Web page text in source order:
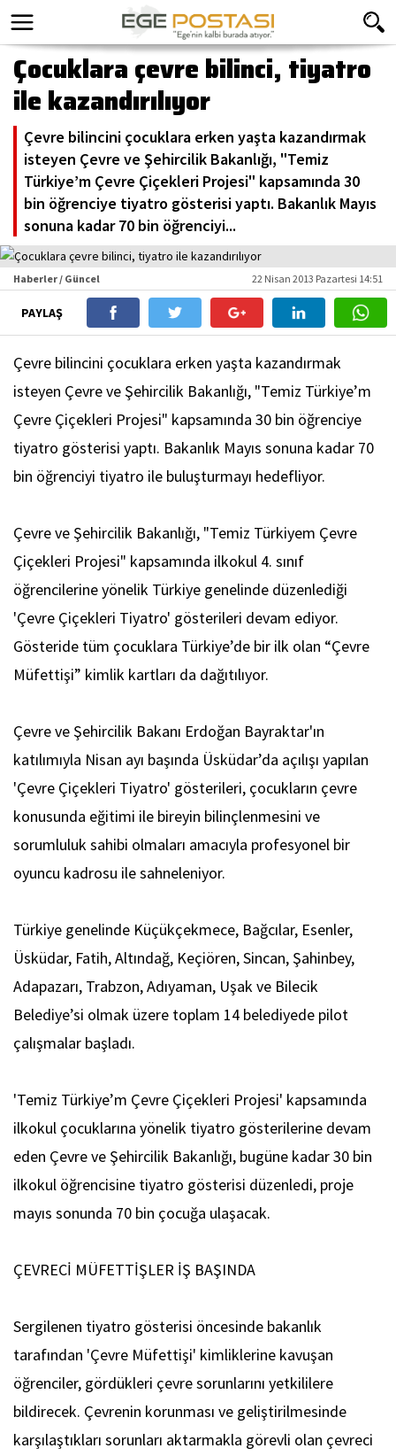
Çocuklara çevre bilinci, tiyatro
ile kazandırılıyor
Çevre bilincini çocuklara erken yaşta kazandırmak
isteyen Çevre ve Şehircilik Bakanlığı, "Temiz
Türkiye’m Çevre Çiçekleri Projesi" kapsamında 30
bin öğrenciye tiyatro gösterisi yaptı. Bakanlık Mayıs
sonuna kadar 70 bin öğrenciyi...
Haberler / Güncel 22 Nisan 2013 Pazartesi 14:51
PAYLAŞ
Çevre bilincini çocuklara erken yaşta kazandırmak
isteyen Çevre ve Şehircilik Bakanlığı, "Temiz Türkiye’m
Çevre Çiçekleri Projesi" kapsamında 30 bin öğrenciye
tiyatro gösterisi yaptı. Bakanlık Mayıs sonuna kadar 70
bin öğrenciyi tiyatro ile buluşturmayı hedefliyor.
Çevre ve Şehircilik Bakanlığı, "Temiz Türkiyem Çevre
Çiçekleri Projesi" kapsamında ilkokul 4. sınıf
öğrencilerine yönelik Türkiye genelinde düzenlediği
'Çevre Çiçekleri Tiyatro' gösterileri devam ediyor.
Gösteride tüm çocuklara Türkiye’de bir ilk olan “Çevre
Müfettişi” kimlik kartları da dağıtılıyor.
Çevre ve Şehircilik Bakanı Erdoğan Bayraktar'ın
katılımıyla Nisan ayı başında Üsküdar’da açılışı yapılan
'Çevre Çiçekleri Tiyatro' gösterileri, çocukların çevre
konusunda eğitimi ile bireyin bilinçlenmesini ve
sorumluluk sahibi olmaları amacıyla profesyonel bir
oyuncu kadrosu ile sahneleniyor.
Türkiye genelinde Küçükçekmece, Bağcılar, Esenler,
Üsküdar, Fatih, Altındağ, Keçiören, Sincan, Şahinbey,
Adapazarı, Trabzon, Adıyaman, Uşak ve Bilecik
Belediye’si olmak üzere toplam 14 belediyede pilot
çalışmalar başladı.
'Temiz Türkiye’m Çevre Çiçekleri Projesi' kapsamında
ilkokul çocuklarına yönelik tiyatro gösterilerine devam
eden Çevre ve Şehircilik Bakanlığı, bugüne kadar 30 bin
ilkokul öğrencisine tiyatro gösterisi düzenledi, proje
mayıs sonunda 70 bin çocuğa ulaşacak.
ÇEVRECİ MÜFETTİŞLER İŞ BAŞINDA
Sergilenen tiyatro gösterisi öncesinde bakanlık
tarafından 'Çevre Müfettişi' kimliklerine kavuşan
öğrenciler, gördükleri çevre sorunlarını yetkililere
bildirecek. Çevrenin korunması ve geliştirilmesinde
karşılaştıkları sorunları aktarmakla görevli olan çevreci